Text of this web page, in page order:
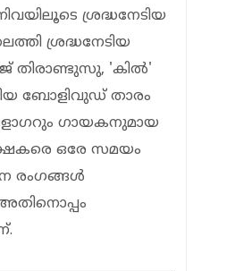
ശ്രദ്ധനേടിയ
ശ്രദ്ധനേടിയ
തിരാണ്ടുസു, 'കിൽ'
ബോളിവുഡ് താരം
വ്‌ളോഗറും ഗായകനുമായ
ഒരേ സമയം
രംഗങ്ങൾ